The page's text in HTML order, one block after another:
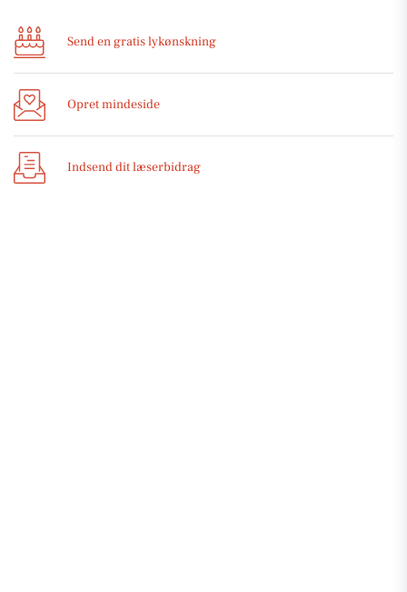
Send en gratis lykønskning
Opret mindeside
Indsend dit læserbidrag